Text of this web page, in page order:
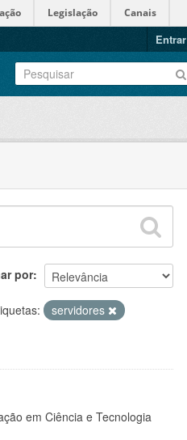
Legislação Canais
Entrar
por
servidores
em Ciência e Tecnologia